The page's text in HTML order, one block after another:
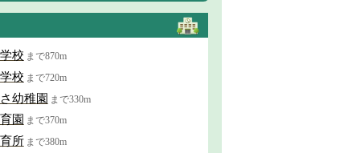
校 まで870m
校 まで720m
幼稚園 まで330m
園 まで370m
所 まで380m